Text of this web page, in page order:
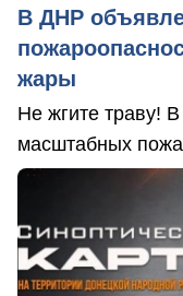
В ДНР
жары
Не жгите траву!
масштабных